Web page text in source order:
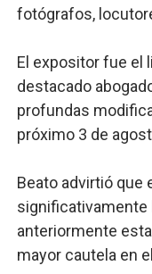
fotógrafos,
El expositor fue el
destacado
profundas
próximo 3 de
Beato advirtió que
significativamente
anteriormente
mayor cautela en